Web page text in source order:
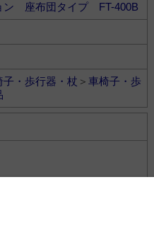
ン 座布団タイプ FT-400B
子・歩行器・杖 ＞ 車椅子・歩